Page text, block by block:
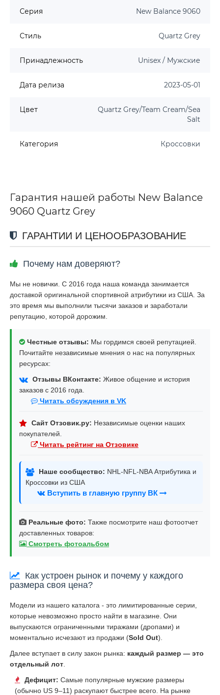
Серия New Balance 9060
Стиль Quartz Grey
Принадлежность Unisex / Мужские
Дата релиза 2023-05-01
Цвет
Quartz Grey/Team Cream/Sea
Salt
Категория Кроссовки
Гарантия нашей работы New Balance
9060 Quartz Grey
ГАРАНТИИ И ЦЕНООБРАЗОВАНИЕ
Почему нам доверяют?
Мы не новички. С 2016 года наша команда занимается
доставкой оригинальной спортивной атрибутики из США. За
это время мы выполнили тысячи заказов и заработали
репутацию, которой дорожим.
Честные отзывы: Мы гордимся своей репутацией.
Почитайте независимые мнения о нас на популярных
ресурсах:
Отзывы ВКонтакте: Живое общение и история
заказов с 2016 года.
Читать обсуждения в VK
Сайт Отзовик.ру: Независимые оценки наших
покупателей.
Читать рейтинг на Отзовике
Наше сообщество: NHL-NFL-NBA Атрибутика и
Кроссовки из США
Вступить в главную группу ВК
Реальные фото: Также посмотрите наш фотоотчет
доставленных товаров:
Смотреть фотоальбом
Как устроен рынок и почему у каждого
размера своя цена?
Модели из нашего каталога - это лимитированные серии,
которые невозможно просто найти в магазине. Они
выпускаются ограниченными тиражами (дропами) и
моментально исчезают из продажи (Sold Out).
Далее вступает в силу закон рынка: каждый размер — это
отдельный лот
Дефицит: Самые популярные мужские размеры
(обычно US 9–11) раскупают быстрее всего. На рынке